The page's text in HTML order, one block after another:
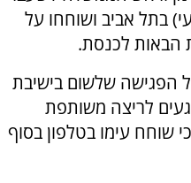
בתל אביב ושוחחו על
הבאות לכנסת.
הפגישה שלשום בישיבת
לריצה משותפת
שוחח עימו בטלפון בסוף